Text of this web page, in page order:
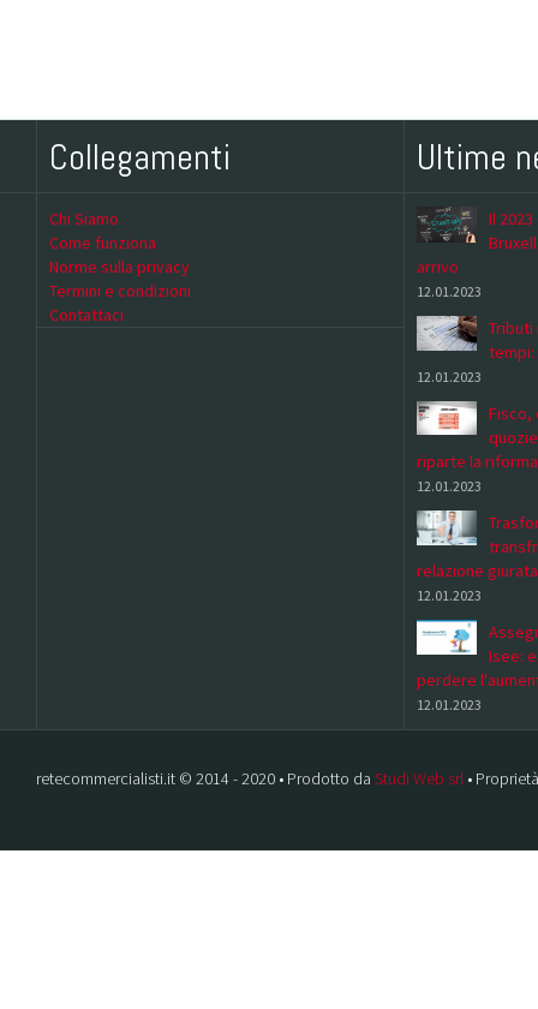
Collegamenti
Chi Siamo
Come funziona
Norme sulla privacy
Termini e condizioni
Contattaci
Ultime
Il
arrivo
12.01.2023
Tributi
tempi:
12.01.2023
Fisco,
riparte la riforma
12.01.2023
relazione
12.01.2023
Isee:
perdere
12.01.2023
retecommercialisti.it © 2014 - 2020 • Prodotto da Studi Web srl •